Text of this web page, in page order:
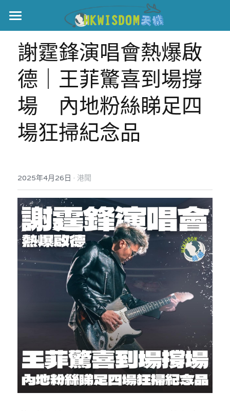
主頁
世界盃
伊美戰爭
黎智英案
正本清源•黎智英案
宏福火災
宏福苑聽證會
宏福火災正視聽
記錄．宏福苑火災
中國
國際
娛樂
反華推手你要知
反華推手懶人包
民主派騙案十式
反華推手起底
美西霸凌內幕
美西極權主義
真相直擊
KOL 專欄
林淑芳專欄
屈穎妍專欄
朱庭萱專欄
莫綺琪專欄
黃萬成專欄
絕密法庭檔案
醫院口岸爆炸案
屠龍小隊案
黎智英案審訊
支聯會案
吃喝玩指南
休閒好介紹
親子
關於我們
人才招聘
投稿熱線
搜索
謝霆鋒演唱會熱爆啟
德｜王菲驚喜到場撐
場　內地粉絲睇足四
場狂掃紀念品
2025年4月26日 · 港聞